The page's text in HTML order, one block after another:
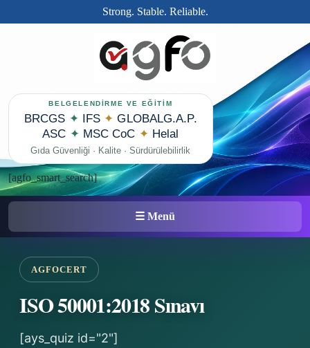
Strong. Stable. Reliable.
BELGELENDİRME VE EĞİTİM
BRCGS ✦ IFS ✦ GLOBALG.A.P.
ASC ✦ MSC CoC ✦ Helal
Gıda Güvenliği · Kalite · Sürdürülebilirlik
[agfo_smart_search]
☰ Menü
AGFOCERT
ISO 50001:2018 Sınavı
[ays_quiz id="2"]